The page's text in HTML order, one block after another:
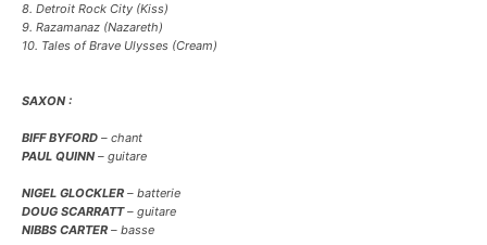
8. Detroit Rock City (Kiss)
9. Razamanaz (Nazareth)
10. Tales of Brave Ulysses (Cream)
SAXON :
BIFF BYFORD – chant
PAUL QUINN – guitare
NIGEL GLOCKLER – batterie
DOUG SCARRATT– guitare
NIBBS CARTER – basse